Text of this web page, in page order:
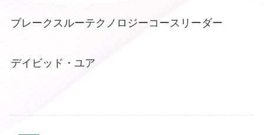
ブレークスルーテクノロジーコースリーダー
デイビッド・ユア